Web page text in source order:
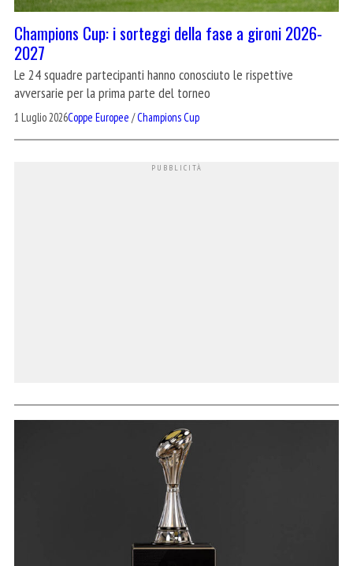
Champions Cup: i sorteggi della fase a gironi 2026-
2027
Le 24 squadre partecipanti hanno conosciuto le rispettive
avversarie per la prima parte del torneo
1 Luglio 2026Coppe Europee /Champions Cup